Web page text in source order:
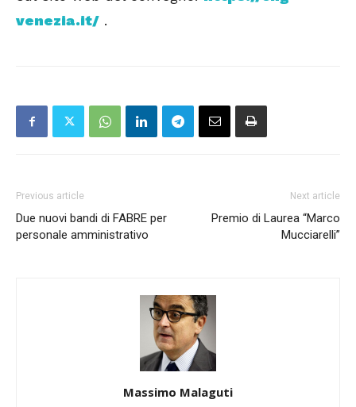
venezia.it/ .
Previous article
Due nuovi bandi di FABRE per
personale amministrativo
Next article
Premio di Laurea “Marco
Mucciarelli”
Massimo Malaguti